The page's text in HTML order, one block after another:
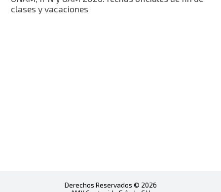
clases y vacaciones
Derechos Reservados © 2026